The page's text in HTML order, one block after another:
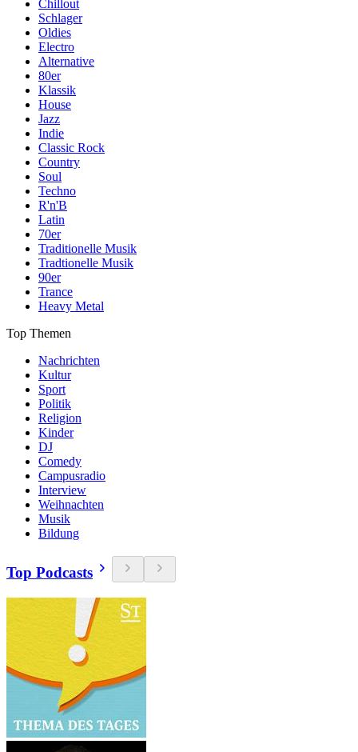
Chillout
Schlager
Oldies
Electro
Alternative
80er
Klassik
House
Jazz
Indie
Classic Rock
Country
Soul
Techno
R'n'B
Latin
70er
Traditionelle Musik
Tradtionelle Musik
90er
Trance
Heavy Metal
Top Themen
Nachrichten
Kultur
Sport
Politik
Religion
Kinder
DJ
Comedy
Campusradio
Interview
Weihnachten
Musik
Bildung
Top Podcasts